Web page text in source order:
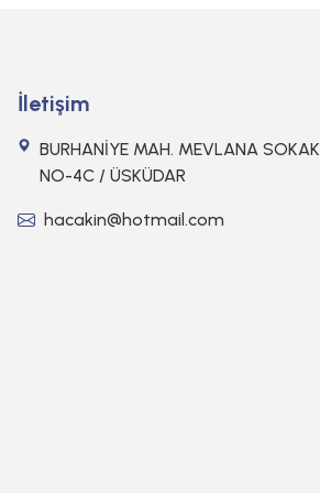
İletişim
BURHANİYE MAH. MEVLANA SOKAK
NO-4C / ÜSKÜDAR
hacakin@hotmail.com